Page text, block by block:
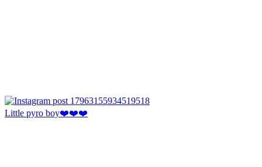
Little pyro boy❤️❤️❤️